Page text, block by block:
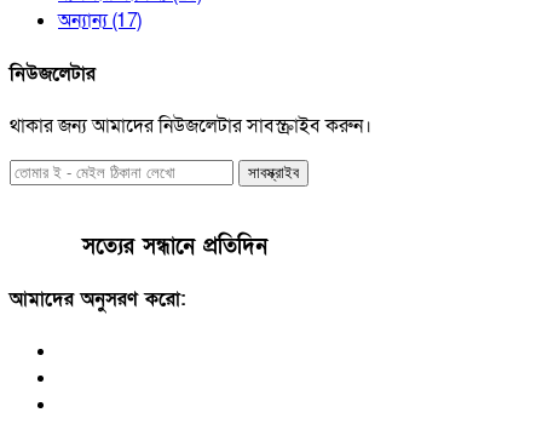
অন্যান্য(17)
নিউজলেটার
থাকার জন্য আমাদের নিউজলেটার সাবস্ক্রাইব করুন।
সাবস্ক্রাইব
সত্যের সন্ধানে প্রতিদিন
আমাদের অনুসরণ করো: